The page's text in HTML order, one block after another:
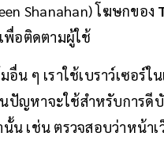
Shanahan) โฆษกของ
พื่อติดตามผู้ใช้
อื่น ๆ เราใช้เบราว์เซอ
ปัญหาจะใช้สำหรับการ
น เช่น ตรวจสอบว่าหน้า